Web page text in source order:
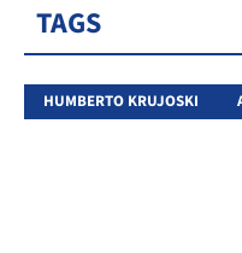
TAGS
HUMBERTO KRUJOSKI